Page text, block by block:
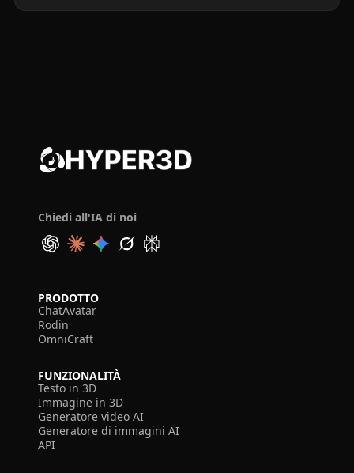
Chiedi all'IA di noi
PRODOTTO
ChatAvatar
Rodin
OmniCraft
FUNZIONALITÀ
Testo in 3D
Immagine in 3D
Generatore video AI
Generatore di immagini AI
API